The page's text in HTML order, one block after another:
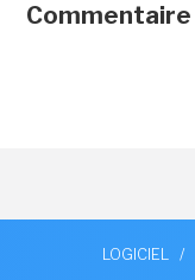
Commentaire
LOGICIEL /